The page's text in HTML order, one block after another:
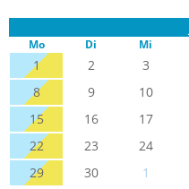
Mo Di Mi
1 2 3
8
9 10
15
16 17
22
23 24
29
30 1